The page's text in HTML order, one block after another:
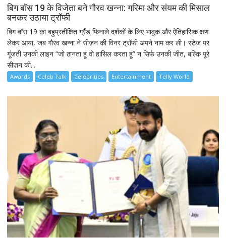
बिग बॉस 19 के विजेता बने गौरव खन्ना: गरिमा और संयम की मिसाल
बनकर उठाया ट्रॉफी
बिग बॉस 19 का बहुप्रतीक्षित ग्रैंड फिनाले दर्शकों के लिए भावुक और ऐतिहासिक क्षण
लेकर आया, जब गौरव खन्ना ने सीज़न की विनर ट्रॉफी अपने नाम कर ली। स्टेज पर
गूंजती उनकी लाइन “जो ठानता हूं वो हासिल करता हूं” न सिर्फ उनकी जीत, बल्कि पूरे
सीज़न की...
Awards Celeb Talk Celebrities Entertainment Telly World